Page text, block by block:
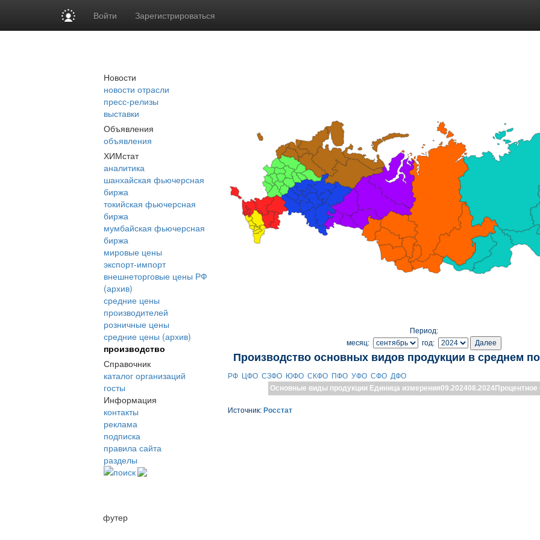
Войти Зарегистрироваться
Новости
новости отрасли
пресс-релизы
выставки
Объявления
объявления
ХИМстат
аналитика
шанхайская фьючерсная
биржа
токийская фьючерсная
биржа
мумбайская фьючерсная
биржа
мировые цены
экспорт-импорт
внешнеторговые цены РФ
(архив)
средние цены
производителей
розничные цены
средние цены (архив)
производство
Справочник
каталог организаций
госты
Информация
контакты
реклама
подписка
правила сайта
разделы
поиск
Период:
месяц:
год:
Производство основных видов продукции в среднем по
РФ ЦФО СЗФО ЮФО СКФО ПФО УФО СФО ДФО
Основные виды продукции Единица измерения09.202408.2024Процентное
Источник: Росстат
футер